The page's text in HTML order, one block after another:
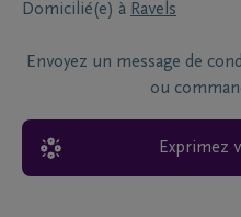
Domicilié(e) à Ravels
Envoyez un message de
ou
Exprimez